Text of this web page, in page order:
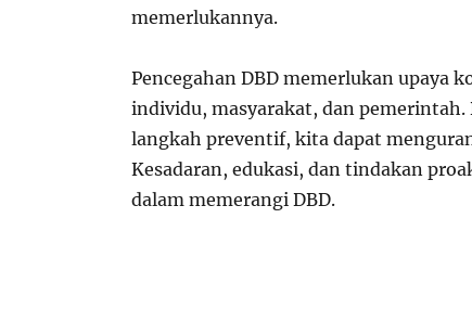
memerlukannya.
Pencegahan DBD memerlukan upaya
individu, masyarakat, dan
langkah preventif, kita dapat
Kesadaran, edukasi, dan tindakan
dalam memerangi DBD.